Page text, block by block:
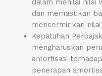
dalam menilai nilai
dan memastikan
mencerminkan
Kepatuhan
mengharuskan
amortisasi
penerapan